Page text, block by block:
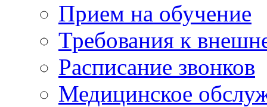
Прием на обучение
Требования к
Расписание звонков
Медицинское